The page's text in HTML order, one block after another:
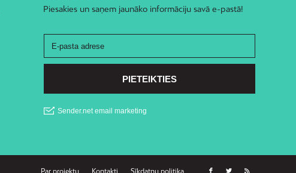
Piesakies un saņem jaunāko informāciju savā e-pastā!
Par projektu Kontakti Sīkdatņu politika